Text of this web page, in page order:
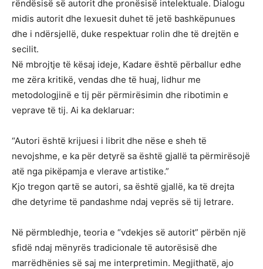
rëndësisë së autorit dhe pronësisë intelektuale. Dialogu
midis autorit dhe lexuesit duhet të jetë bashkëpunues
dhe i ndërsjellë, duke respektuar rolin dhe të drejtën e
secilit.
Në mbrojtje të kësaj ideje, Kadare është përballur edhe
me zëra kritikë, vendas dhe të huaj, lidhur me
metodologjinë e tij për përmirësimin dhe ribotimin e
veprave të tij. Ai ka deklaruar:
“Autori është krijuesi i librit dhe nëse e sheh të
nevojshme, e ka për detyrë sa është gjallë ta përmirësojë
atë nga pikëpamja e vlerave artistike.”
Kjo tregon qartë se autori, sa është gjallë, ka të drejta
dhe detyrime të pandashme ndaj veprës së tij letrare.
Në përmbledhje, teoria e “vdekjes së autorit” përbën një
sfidë ndaj mënyrës tradicionale të autorësisë dhe
marrëdhënies së saj me interpretimin. Megjithatë, ajo